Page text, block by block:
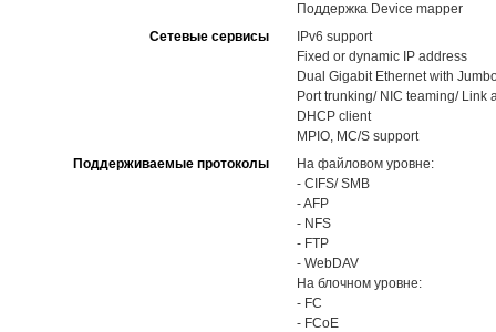
Поддержка Device mapper
Сетевые сервисы
IPv6 support
Fixed or dynamic IP address
Dual Gigabit Ethernet with
Port trunking/ NIC teaming/ Link
DHCP client
MPIO, MC/S support
Поддерживаемые протоколы
На файловом уровне:
- CIFS/ SMB
- AFP
- NFS
- FTP
- WebDAV
На блочном уровне:
- FC
- FCoE